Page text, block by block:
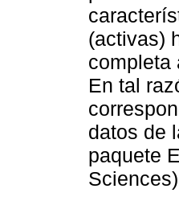
(activas)
completa
En tal
datos de
paquete